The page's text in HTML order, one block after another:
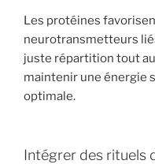
Les protéines
neurotransmetteurs
juste répartition tout
maintenir une énergie
optimale.
Intégrer des rituels